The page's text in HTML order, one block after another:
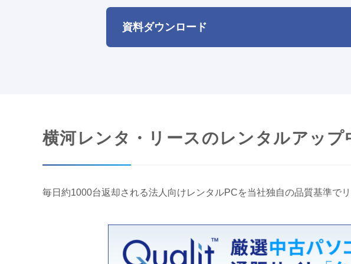
資料ダウンロード
横河レンタ・リースのレンタルアップ
毎日約1000台返却される法人向けレンタルPCを当社独自の品質基準で